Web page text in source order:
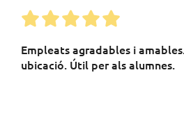
Empleats agradables i
ubicació. Útil per als alumnes.